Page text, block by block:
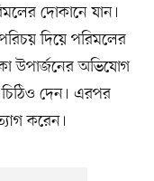
দোকানে যান।
দিয়ে পরিমলের
উপার্জনের অভিযোগ
দেন। এরপর
করেন।